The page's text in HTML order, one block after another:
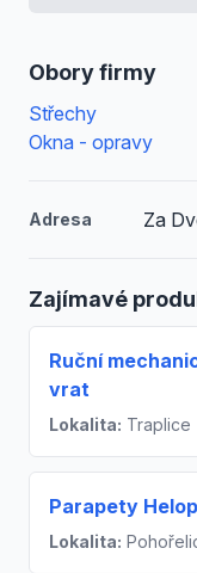
Obory firmy
Střechy
Okna - opravy
Adresa Za
Zajímavé
Ruční
vrat
Lokalita: Traplice
Parapety
Lokalita: